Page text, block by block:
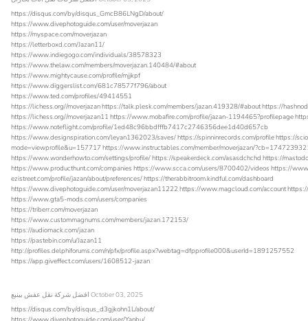
https://disqus.com/by/disqus_GmcB86LNgD/about/
https://www.divephotoguide.com/user/moverjazan
https://myspace.com/moverjazan
https://letterboxd.com/Jazan11/
https://www.indiegogo.com/individuals/38578323
https://www.thelaw.com/members/moverjazan.140484/#about
https://www.mightycause.com/profile/mjjkpf
https://www.diggerslist.com/681c78577f796/about
https://www.ted.com/profiles/49414551
https://lichess.org//moverjazan https://talk.plesk.com/members/jazan.419328/#about https://
https://lichess.org//moverjazan11 https://www.mobafire.com/profile/jazan-1194465?profilepage
https://www.noteflight.com/profile/1ed48c96bbdfffb7417c2746356dee1d40d657cb
https://www.designspiration.com/leyan1362023/saves/ https://spinninrecords.com/profile https://
mode=viewprofile&u=157717 https://www.instructables.com/member/moverjazan/
https://www.wonderhowto.com/settings/profile/ https://speakerdeck.com/asasdchchd https://
https://www.producthunt.com/companies https://www.scca.com/users/8700402/videos https://
ezistreet.com/profile/jazan/about/preferences/ https://therabbitroom.kindful.com/dashboard
https://www.divephotoguide.com/user/moverjazan11222 https://www.magcloud.com/account
https://www.gta5-mods.com/users/companies
https://triberr.com/moverjazan
https://www.custommagnums.com/members/jazan.172153/
https://audiomack.com/jazan
https://pastebin.com/u/Jazan11
http://profiles.delphiforums.com/n/pfx/profile.aspx?webtag=dfpprofile000&userId=1891257552
https://app.giveffect.com/users/1608512-jazan
افضل شركة نقل عفش بينبع October 03, 2025
https://disqus.com/by/disqus_d3gjkohn1L/about/